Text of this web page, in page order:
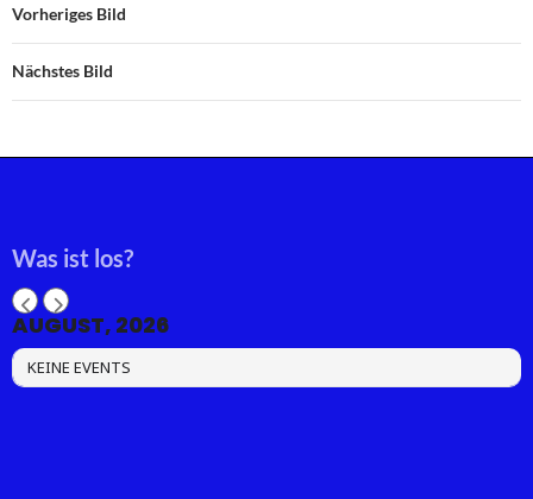
Vorheriges Bild
Nächstes Bild
Was ist los?
AUGUST, 2026
KEINE EVENTS